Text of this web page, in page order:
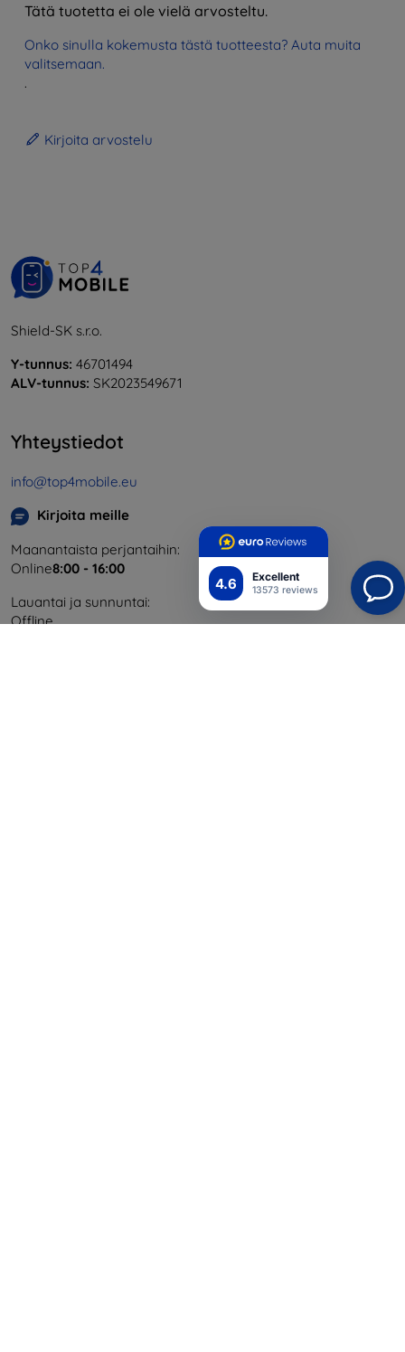
4.6 Excellent
13573 reviews
Tätä tuotetta ei ole vielä arvosteltu.
Onko sinulla kokemusta tästä tuotteesta? Auta muita
valitsemaan.
.
Kirjoita arvostelu
Shield-SK s.r.o.
Y-tunnus: 46701494
ALV-tunnus: SK2023549671
Yhteystiedot
info@top4mobile.eu
Kirjoita meille
Maanantaista perjantaihin:
Online8:00 - 16:00
Lauantai ja sunnuntai:
Offline